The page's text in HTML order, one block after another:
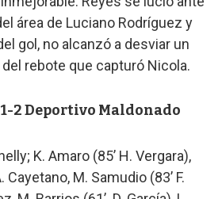
área de Luciano Rodríguez y
gol, no alcanzó a desviar un
rebote que capturó Nicola.
2 Deportivo Maldonado
K. Amaro (85’ H. Vergara),
Cayetano, M. Samudio (83’ F.